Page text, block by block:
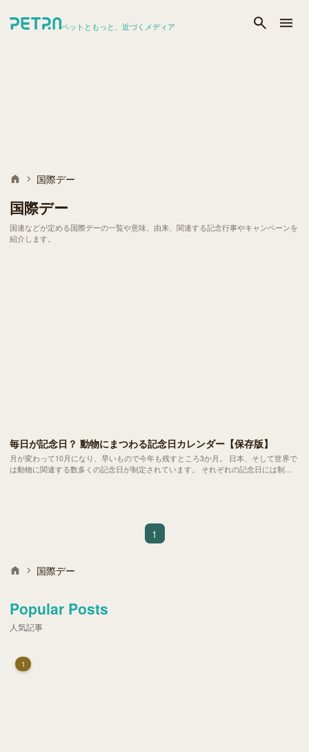
ペットともっと、近づくメディア
国際デー
国際デー
国連などが定める国際デーの一覧や意味、由来、関連する記念行事やキャンペーンを
紹介します。
毎日が記念日？ 動物にまつわる記念日カレンダー【保存版】
月が変わって10月になり、早いもので今年も残すところ3か月。 日本、そして世界で
は動物に関連する数多くの記念日が制定されています。 それぞれの記念日には制定
1
国際デー
Popular Posts
人気記事
1